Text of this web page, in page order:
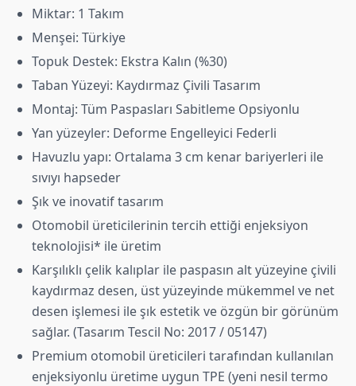
Miktar: 1 Takım
Menşei: Türkiye
Topuk Destek: Ekstra Kalın (%30)
Taban Yüzeyi: Kaydırmaz Çivili Tasarım
Montaj: Tüm Paspasları Sabitleme Opsiyonlu
Yan yüzeyler: Deforme Engelleyici Federli
Havuzlu yapı: Ortalama 3 cm kenar bariyerleri ile
sıvıyı hapseder
Şık ve inovatif tasarım
Otomobil üreticilerinin tercih ettiği enjeksiyon
teknolojisi* ile üretim
Karşılıklı çelik kalıplar ile paspasın alt yüzeyine çivili
kaydırmaz desen, üst yüzeyinde mükemmel ve net
desen işlemesi ile şık estetik ve özgün bir görünüm
sağlar. (Tasarım Tescil No: 2017 / 05147)
Premium otomobil üreticileri tarafından kullanılan
enjeksiyonlu üretime uygun TPE (yeni nesil termo